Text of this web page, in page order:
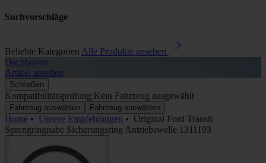
Suchvorschläge
Beliebte Kategorien Alle Produkte ansehen
Dachboxen
Artikel ansehen
Schließen
Kompatibilitätsprüfung:Kein Fahrzeug ausgewählt
Fahrzeug auswählen Fahrzeug auswählen
Home • Unsere Empfehlungen • Original Ford Transit
Sprengringnabe Sicherungsring Antriebswelle 1311193